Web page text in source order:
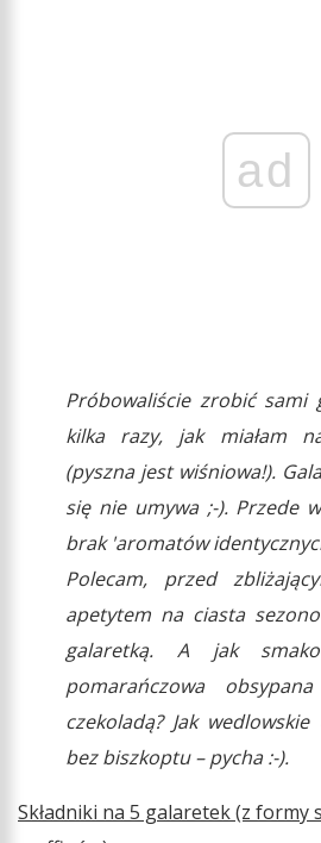
ad
Próbowaliście zrobić sami
kilka razy, jak miałam
(pyszna jest wiśniowa!).
się nie umywa ;-). Przede
brak 'aromatów
Polecam, przed
apetytem na ciasta
galaretką. A jak
pomarańczowa
czekoladą? Jak
bez biszkoptu – pycha :-).
Składniki na 5 galaretek (z formy